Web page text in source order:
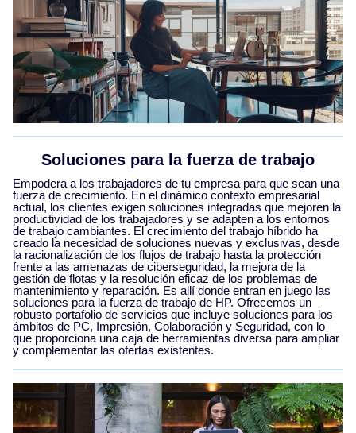
Soluciones para la fuerza de trabajo
Empodera a los trabajadores de tu empresa para que sean una
fuerza de crecimiento. En el dinámico contexto empresarial
actual, los clientes exigen soluciones integradas que mejoren la
productividad de los trabajadores y se adapten a los entornos
de trabajo cambiantes. El crecimiento del trabajo híbrido ha
creado la necesidad de soluciones nuevas y exclusivas, desde
la racionalización de los flujos de trabajo hasta la protección
frente a las amenazas de ciberseguridad, la mejora de la
gestión de flotas y la resolución eficaz de los problemas de
mantenimiento y reparación. Es allí donde entran en juego las
soluciones para la fuerza de trabajo de HP. Ofrecemos un
robusto portafolio de servicios que incluye soluciones para los
ámbitos de PC, Impresión, Colaboración y Seguridad, con lo
que proporciona una caja de herramientas diversa para ampliar
y complementar las ofertas existentes.